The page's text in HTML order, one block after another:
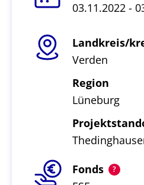
03.11.2022 -
Landkreis/
Verden
Region
Lüneburg
Fonds